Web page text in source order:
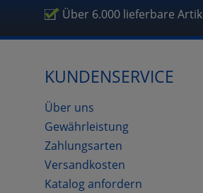
Über 6.000 lieferbare
KUNDENSERVICE
Über uns
Gewährleistung
Zahlungsarten
Versandkosten
Katalog anfordern
zu Haupptseite Zustimmung